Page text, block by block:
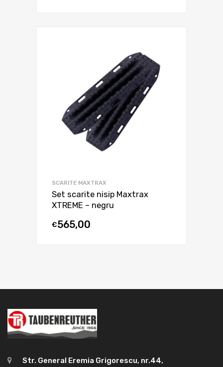
SCARITE MAXTRAX
Set scarite nisip Maxtrax
XTREME – negru
€565,00
Str. General Eremia Grigorescu, nr.44,